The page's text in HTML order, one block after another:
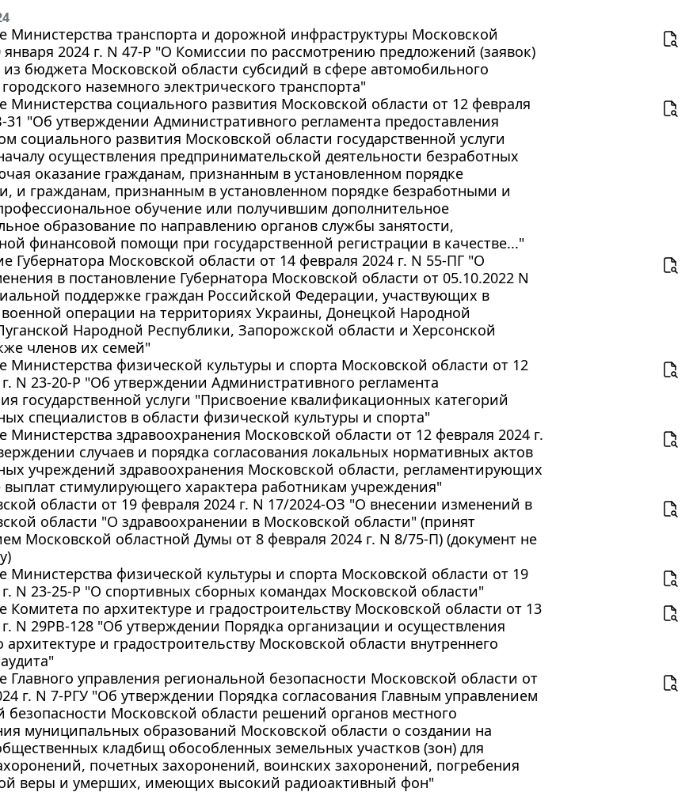
Министерства транспорта и дорожной инфраструктуры Московской
января 2024 г. N 47-Р "О Комиссии по рассмотрению предложений (заявок)
из бюджета Московской области субсидий в сфере автомобильного
наземного электрического транспорта"
Министерства социального развития Московской области от 12 февраля
31 "Об утверждении Административного регламента предоставления
социального развития Московской области государственной услуги
осуществления предпринимательской деятельности безработных
оказание гражданам, признанным в установленном порядке
и гражданам, признанным в установленном порядке безработными и
обучение или получившим дополнительное
образование по направлению органов службы занятости,
финансовой помощи при государственной регистрации в качестве..."
Губернатора Московской области от 14 февраля 2024 г. N 55-ПГ "О
в постановление Губернатора Московской области от 05.10.2022 N
поддержке граждан Российской Федерации, участвующих в
операции на территориях Украины, Донецкой Народной
Народной Республики, Запорожской области и Херсонской
членов их семей"
Министерства физической культуры и спорта Московской области от 12
N 23-20-Р "Об утверждении Административного регламента
государственной услуги "Присвоение квалификационных категорий
специалистов в области физической культуры и спорта"
Министерства здравоохранения Московской области от 12 февраля 2024 г.
случаев и порядка согласования локальных нормативных актов
учреждений здравоохранения Московской области, регламентирующих
выплат стимулирующего характера работникам учреждения"
области от 19 февраля 2024 г. N 17/2024-ОЗ "О внесении изменений в
области "О здравоохранении в Московской области" (принят
Московской областной Думы от 8 февраля 2024 г. N 8/75-П) (документ не
Министерства физической культуры и спорта Московской области от 19
N 23-25-Р "О спортивных сборных командах Московской области"
Комитета по архитектуре и градостроительству Московской области от 13
N 29РВ-128 "Об утверждении Порядка организации и осуществления
и градостроительству Московской области внутреннего
Главного управления региональной безопасности Московской области от
г. N 7-РГУ "Об утверждении Порядка согласования Главным управлением
безопасности Московской области решений органов местного
муниципальных образований Московской области о создании на
кладбищ обособленных земельных участков (зон) для
почетных захоронений, воинских захоронений, погребения
веры и умерших, имеющих высокий радиоактивный фон"